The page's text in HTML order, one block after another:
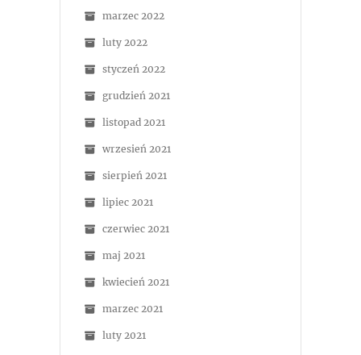
marzec 2022
luty 2022
styczeń 2022
grudzień 2021
listopad 2021
wrzesień 2021
sierpień 2021
lipiec 2021
czerwiec 2021
maj 2021
kwiecień 2021
marzec 2021
luty 2021